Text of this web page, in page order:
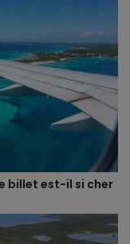
billet est-il si cher